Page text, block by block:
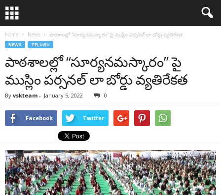
Home News పాఠ‌శాల‌ల్లో “సూర్య‌న‌మ‌స్కారం” పై ముస్లిం ప‌ర్స‌న‌ల్ లా బోర్డు వ్య‌తిరేక‌త‌
NEWS TELUGU
పాఠ‌శాల‌ల్లో “సూర్య‌న‌మ‌స్కారం” పై
ముస్లిం ప‌ర్స‌న‌ల్ లా బోర్డు వ్య‌తిరేక‌త‌
By vskteam - January 5, 2022 0
Facebook Twitter